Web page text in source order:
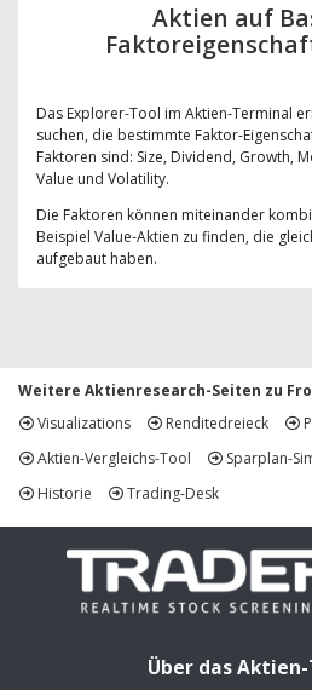
Aktien auf
Das Explorer-Tool im Aktien-Terminal
suchen, die bestimmte Faktor-
Faktoren sind: Size, Dividend, Growth,
Value und Volatility.
Die Faktoren können miteinander
Beispiel Value-Aktien zu finden, die
aufgebaut haben.
Weitere Aktienresearch-Seiten zu
Visualizations
Renditedreieck
Aktien-Vergleichs-Tool
Sparplan-
Historie
Trading-Desk
Über das